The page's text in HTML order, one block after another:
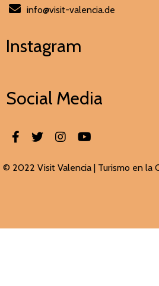
info@visit-valencia.de
Instagram
Social Media
© 2022 Visit Valencia | Turismo en la